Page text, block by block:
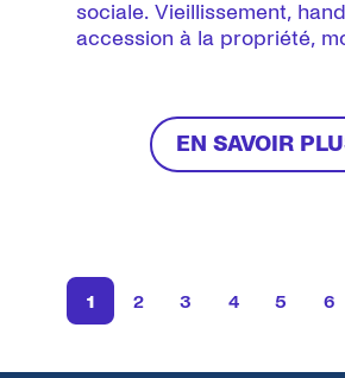
sociale. Vieillissement,
accession à la propriété,
développons des réponses
ces moments de vie.
EN SAVOIR
Page
1 Page
2 Page
3 Page
4 Page
5 6